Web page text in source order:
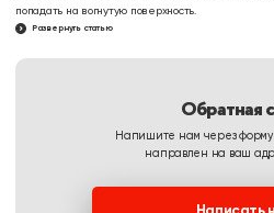
попадать на вогнутую поверхность.
K9L, которое принадлежит к
силикатных стекол. Этот
характеризуется невысоким
Развернуть статью
Обратная
Напишите нам через форму
направлен на ваш